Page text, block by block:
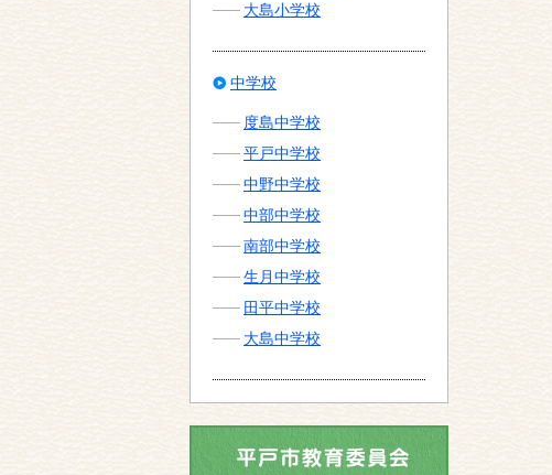
大島小学校
中学校
度島中学校
平戸中学校
中野中学校
中部中学校
南部中学校
生月中学校
田平中学校
大島中学校